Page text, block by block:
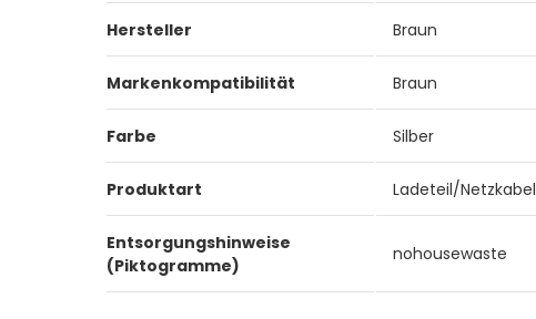
Hersteller Braun
Markenkompatibilität Braun
Farbe Silber
Produktart Ladeteil/Netzkabel
Entsorgungshinweise
(Piktogramme)
nohousewaste